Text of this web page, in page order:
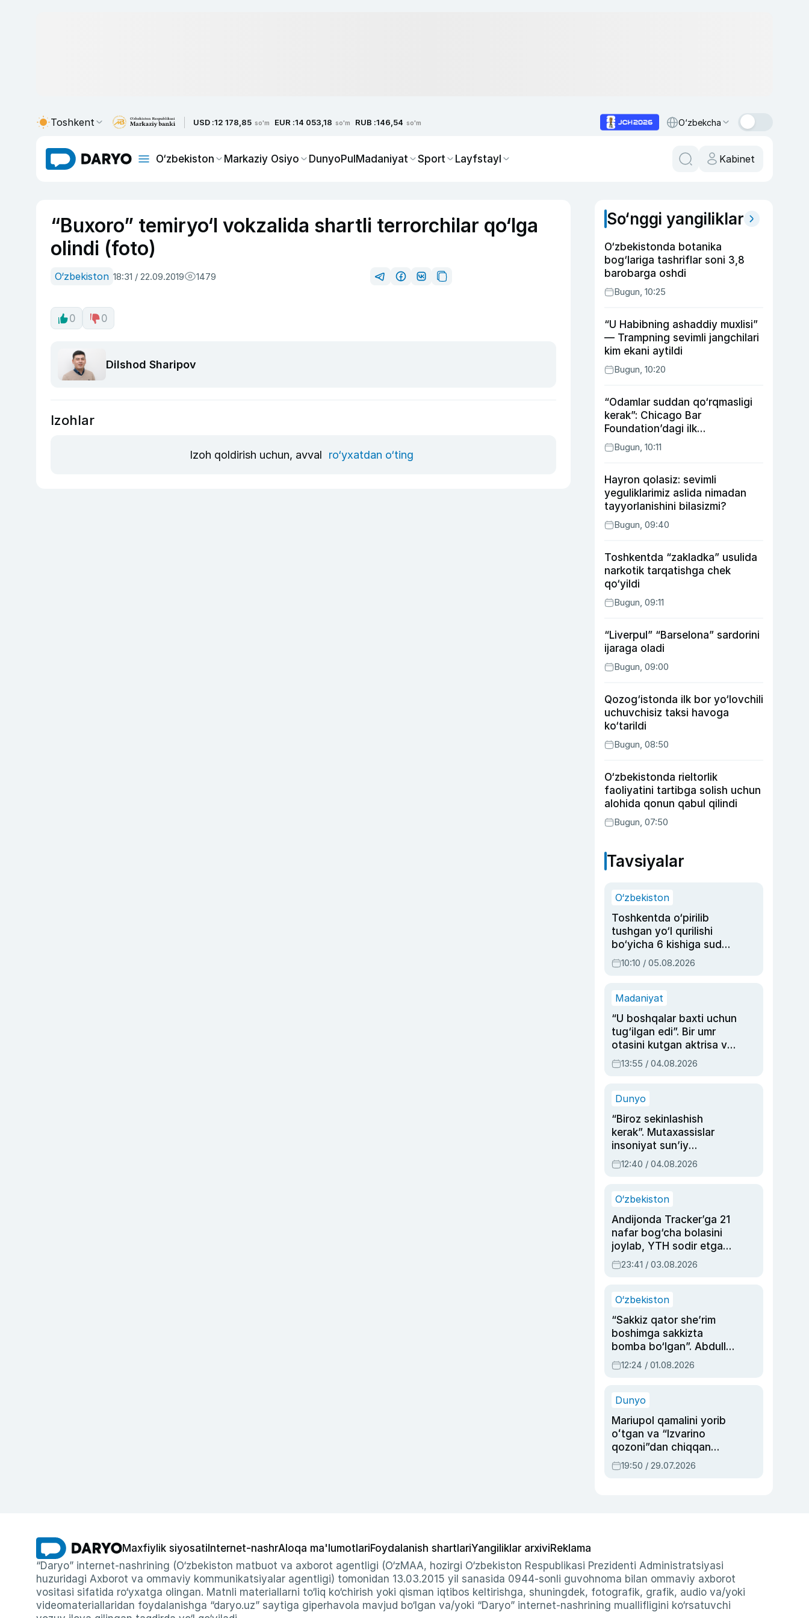
Toshkent USD :12 178,85 so'm EUR :14 053,18 so'm RUB :146,54 so'm O‘zbekcha
O‘zbekiston Markaziy Osiyo DunyoPulMadaniyat Sport Layfstayl Kabinet
“Buxoro” temiryo‘l vokzalida shartli terrorchilar qo‘lga
olindi (foto)
O‘zbekiston 18:31 / 22.09.2019 1479
0 0
Dilshod Sharipov
Izohlar
Izoh qoldirish uchun, avval ro‘yxatdan o‘ting
So‘nggi yangiliklar
O‘zbekistonda botanika
bog‘lariga tashriflar soni 3,8
barobarga oshdi
Bugun, 10:25
“U Habibning ashaddiy muxlisi”
— Trampning sevimli jangchilari
kim ekani aytildi
Bugun, 10:20
“Odamlar suddan qo‘rqmasligi
kerak”: Chicago Bar
Foundation’dagi ilk
o‘zbekistonlik Go‘zal
Abduaxatova
Bugun, 10:11
Hayron qolasiz: sevimli
yeguliklarimiz aslida nimadan
tayyorlanishini bilasizmi?
Bugun, 09:40
Toshkentda “zakladka” usulida
narkotik tarqatishga chek
qo‘yildi
Bugun, 09:11
“Liverpul” “Barselona” sardorini
ijaraga oladi
Bugun, 09:00
Qozog‘istonda ilk bor yo‘lovchili
uchuvchisiz taksi havoga
ko‘tarildi
Bugun, 08:50
O‘zbekistonda rieltorlik
faoliyatini tartibga solish uchun
alohida qonun qabul qilindi
Bugun, 07:50
Tavsiyalar
O‘zbekiston
Toshkentda o‘pirilib
tushgan yo‘l qurilishi
bo‘yicha 6 kishiga sud
hukmi o‘qildi
10:10 / 05.08.2026
Madaniyat
“U boshqalar baxti uchun
tug‘ilgan edi”. Bir umr
otasini kutgan aktrisa va
dublyaj ustasi Rimma
Ahmedovaning
13:55 / 04.08.2026
Dunyo
“Biroz sekinlashish
kerak”. Mutaxassislar
insoniyat sun’iy
intellektni boshqara
olmay qolishidan xavotir
12:40 / 04.08.2026
O‘zbekiston
Andijonda Tracker’ga 21
nafar bog‘cha bolasini
joylab, YTH sodir etgan
ayolga sud hukmi o‘qildi
23:41 / 03.08.2026
O‘zbekiston
“Sakkiz qator she’rim
boshimga sakkizta
bomba bo‘lgan”. Abdulla
Oripovni siyosiy
ayblovlardan asrab
12:24 / 01.08.2026
Dunyo
Mariupol qamalini yorib
oʻtgan va “Izvarino
qozoni”dan chiqqan
qahramon — Ukraina
armiyasi bosh
19:50 / 29.07.2026
Maxfiylik siyosati Internet-nashrAloqa ma'lumotlariFoydalanish shartlariYangiliklar arxiviReklama
“Daryo” internet-nashrining (O‘zbekiston matbuot va axborot agentligi (O‘zMAA, hozirgi O‘zbekiston Respublikasi Prezidenti Administratsiyasi
huzuridagi Axborot va ommaviy kommunikatsiyalar agentligi) tomonidan 13.03.2015 yil sanasida 0944-sonli guvohnoma bilan ommaviy axborot
vositasi sifatida ro‘yxatga olingan. Matnli materiallarni to‘liq ko‘chirish yoki qisman iqtibos keltirishga, shuningdek, fotografik, grafik, audio va/yoki
videomateriallaridan foydalanishga “daryo.uz” saytiga giperhavola mavjud bo‘lgan va/yoki “Daryo” internet-nashrining muallifligini ko‘rsatuvchi